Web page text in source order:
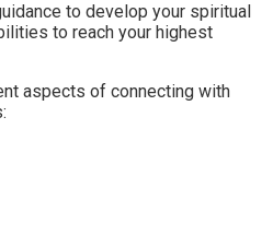
to develop your spiritual
to reach your highest
aspects of connecting with